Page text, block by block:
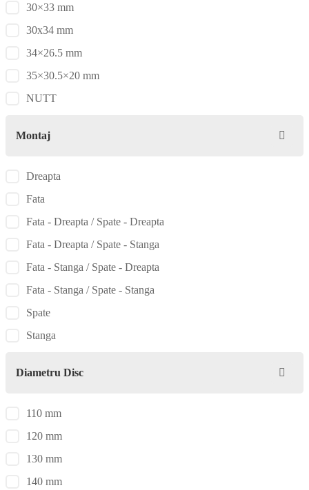
30×33 mm
30x34 mm
34×26.5 mm
35×30.5×20 mm
NUTT
Montaj
Dreapta
Fata
Fata - Dreapta / Spate - Dreapta
Fata - Dreapta / Spate - Stanga
Fata - Stanga / Spate - Dreapta
Fata - Stanga / Spate - Stanga
Spate
Stanga
Diametru Disc
110 mm
120 mm
130 mm
140 mm